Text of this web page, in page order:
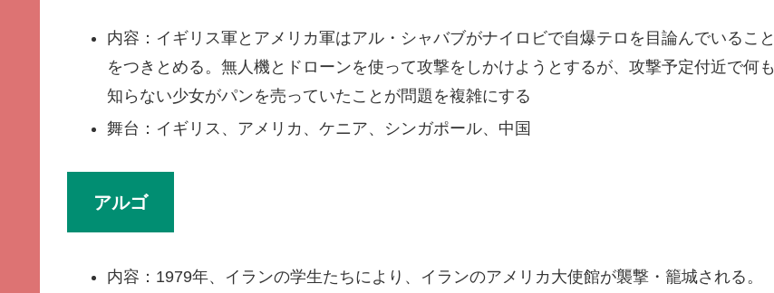
内容：イギリス軍とアメリカ軍はアル・シャバブがナイロビで自爆テロを目論んでいること
をつきとめる。無人機とドローンを使って攻撃をしかけようとするが、攻撃予定付近で何も
知らない少女がパンを売っていたことが問題を複雑にする
舞台：イギリス、アメリカ、ケニア、シンガポール、中国
アルゴ
内容：1979年、イランの学生たちにより、イランのアメリカ大使館が襲撃・籠城される。